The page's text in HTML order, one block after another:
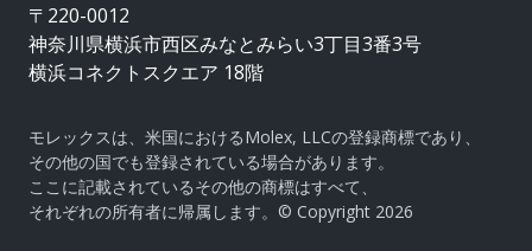
〒220-0012
神奈川県横浜市西区みなとみらい3丁目3番3号
横浜コネクトスクエア 18階
モレックスは、米国におけるMolex, LLCの登録商標であり、
その他の国でも登録されている場合があります。
ここに記載されているその他の商標はすべて、
それぞれの所有者に帰属します。© Copyright 2026